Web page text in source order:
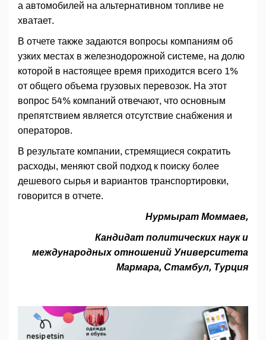
а автомобилей на альтернативном топливе не
хватает.
В отчете также задаются вопросы компаниям об
узких местах в железнодорожной системе, на долю
которой в настоящее время приходится всего 1%
от общего объема грузовых перевозок. На этот
вопрос 54% компаний отвечают, что основным
препятствием является отсутствие снабжения и
операторов.
В результате компании, стремящиеся сократить
расходы, меняют свой подход к поиску более
дешевого сырья и вариантов транспортировки,
говорится в отчете.
Нурмырат Моммаев,
Кандидат политических наук и
международных отношений Университета
Мармара, Стамбул, Турция